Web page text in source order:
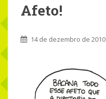
Afeto!
14 de dezembro de 2010